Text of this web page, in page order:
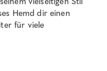
Hemd dir einen
für viele